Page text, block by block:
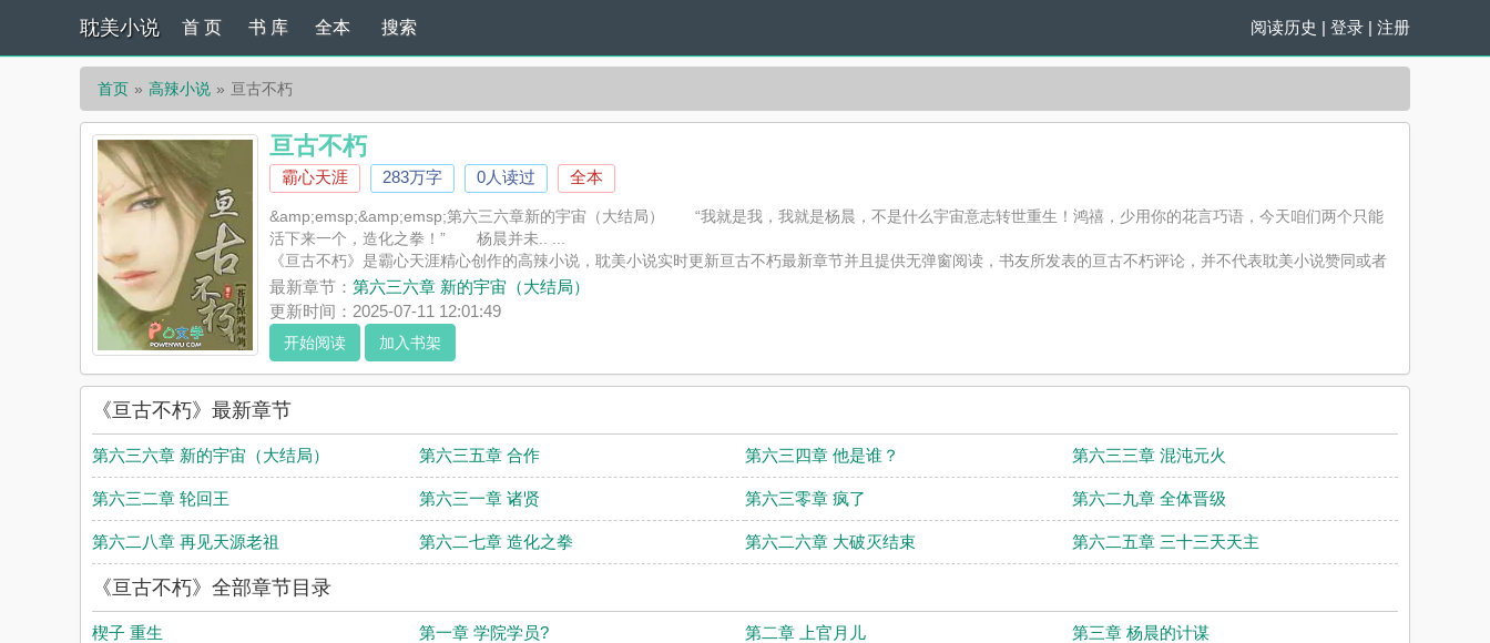
耽美小说 阅读历史 | 登录 | 注册
首 页 书 库 全本 搜索
首页 高辣小说 亘古不朽
亘古不朽
霸心天涯 283万字 0人读过 全本
&amp;emsp;&amp;emsp;第六三六章新的宇宙（大结局） “我就是我，我就是杨晨，不是什么宇宙意志转世重生！鸿禧，少用你的花言巧语，今天咱们两个只能
活下来一个，造化之拳！” 杨晨并未.. ...
《亘古不朽》是霸心天涯精心创作的高辣小说，耽美小说实时更新亘古不朽最新章节并且提供无弹窗阅读，书友所发表的亘古不朽评论，并不代表耽美小说赞同或者
支持亘古不朽读者的观点。
最新章节： 第六三六章 新的宇宙（大结局）
更新时间：2025-07-11 12:01:49
开始阅读 加入书架
《亘古不朽》最新章节
第六三六章 新的宇宙（大结局） 第六三五章 合作 第六三四章 他是谁？ 第六三三章 混沌元火
第六三二章 轮回王 第六三一章 诸贤 第六三零章 疯了 第六二九章 全体晋级
第六二八章 再见天源老祖 第六二七章 造化之拳 第六二六章 大破灭结束 第六二五章 三十三天天主
《亘古不朽》全部章节目录
楔子 重生 第一章 学院学员? 第二章 上官月儿 第三章 杨晨的计谋